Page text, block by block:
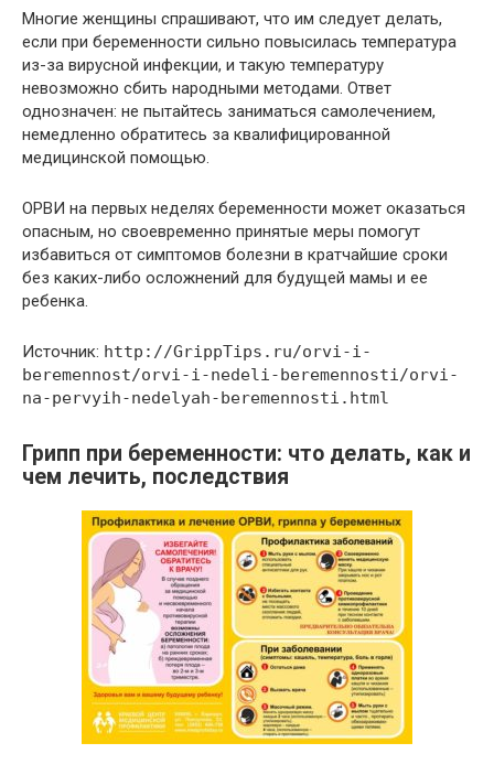
Многие женщины спрашивают, что им следует делать,
если при беременности сильно повысилась температура
из-за вирусной инфекции, и такую температуру
невозможно сбить народными методами. Ответ
однозначен: не пытайтесь заниматься самолечением,
немедленно обратитесь за квалифицированной
медицинской помощью.
ОРВИ на первых неделях беременности может оказаться
опасным, но своевременно принятые меры помогут
избавиться от симптомов болезни в кратчайшие сроки
без каких-либо осложнений для будущей мамы и ее
ребенка.
Источник: http://GrippTips.ru/orvi-i-
beremennost/orvi-i-nedeli-beremennosti/orvi-
na-pervyih-nedelyah-beremennosti.html
Грипп при беременности: что делать, как и
чем лечить, последствия